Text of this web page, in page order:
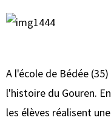
A l'école de Bédée
l'histoire du Gouren.
les élèves réalisent